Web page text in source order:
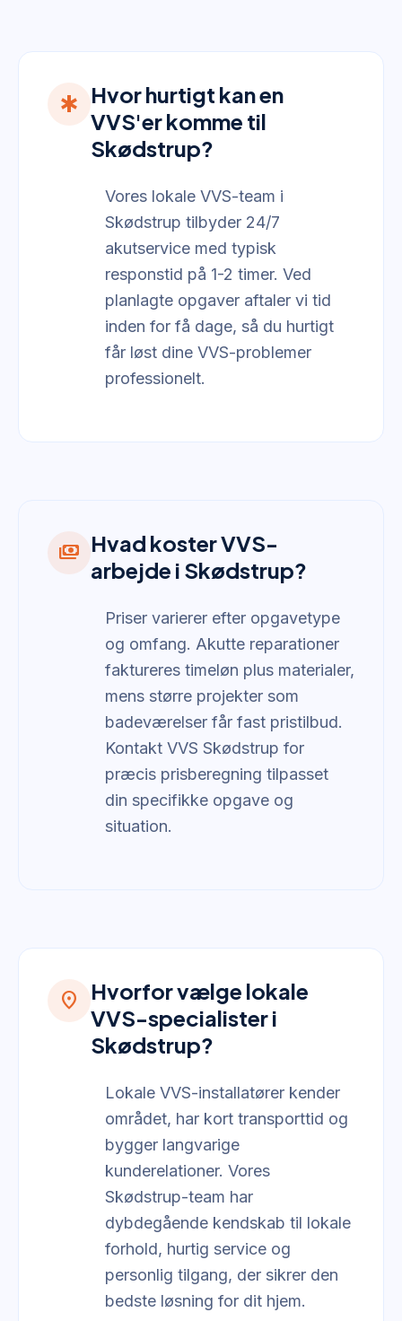
emergency
Hvor hurtigt kan en
VVS'er komme til
Skødstrup?
Vores lokale VVS-team i
Skødstrup tilbyder 24/7
akutservice med typisk
responstid på 1-2 timer. Ved
planlagte opgaver aftaler vi tid
inden for få dage, så du hurtigt
får løst dine VVS-problemer
professionelt.
payments Hvad koster VVS-
arbejde i Skødstrup?
Priser varierer efter opgavetype
og omfang. Akutte reparationer
faktureres timeløn plus materialer,
mens større projekter som
badeværelser får fast pristilbud.
Kontakt VVS Skødstrup for
præcis prisberegning tilpasset
din specifikke opgave og
situation.
location_on
Hvorfor vælge lokale
VVS-specialister i
Skødstrup?
Lokale VVS-installatører kender
området, har kort transporttid og
bygger langvarige
kunderelationer. Vores
Skødstrup-team har
dybdegående kendskab til lokale
forhold, hurtig service og
personlig tilgang, der sikrer den
bedste løsning for dit hjem.